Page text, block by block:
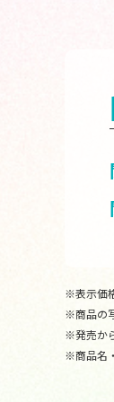
※表示価
※商品の
※発売か
※商品名